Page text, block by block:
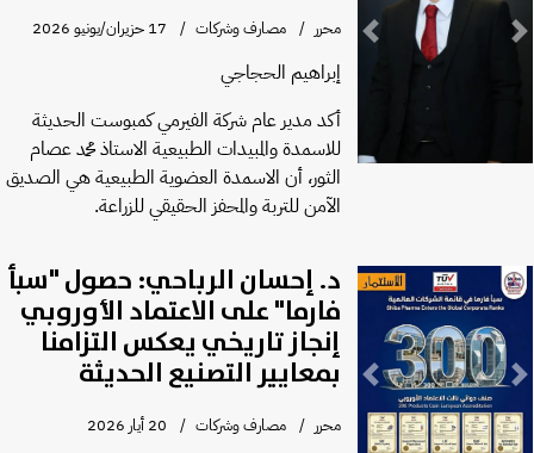
محرر مصارف وشركات 17 حزيران/يونيو 2026
إبراهيم الحجاجي
أكد مدير عام شركة الفيرمي كمبوست الحديثة
للاسمدة والمبيدات الطبيعية الاستاذ محمد عصام
الثور، أن الاسمدة العضوية الطبيعية هي الصديق
الآمن للتربة والمحفز الحقيقي للزراعة.
Previous Next
​د. إحسان الرباحي: حصول "سبأ
فارما" على الاعتماد الأوروبي
إنجاز تاريخي يعكس التزامنا
بمعايير التصنيع الحديثة
محرر مصارف وشركات 20 أيار 2026
Previous Next